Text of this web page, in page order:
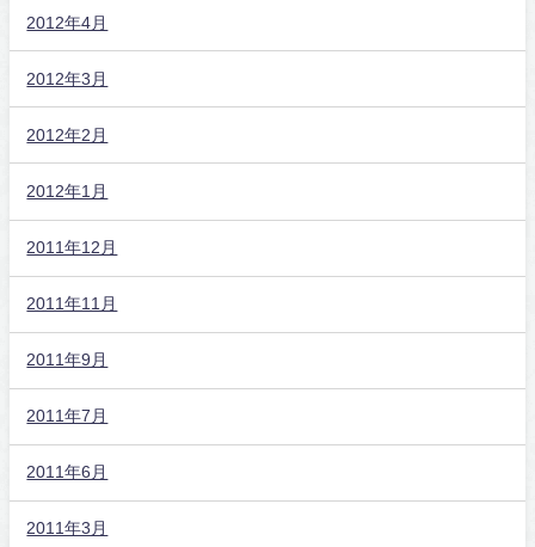
2012年4月
2012年3月
2012年2月
2012年1月
2011年12月
2011年11月
2011年9月
2011年7月
2011年6月
2011年3月